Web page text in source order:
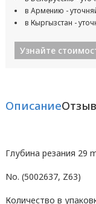
в Армению -
в Кыргызстан -
Узнайте
Описание
Глубина резания 29
No. (5002637, Z63)
Количество в